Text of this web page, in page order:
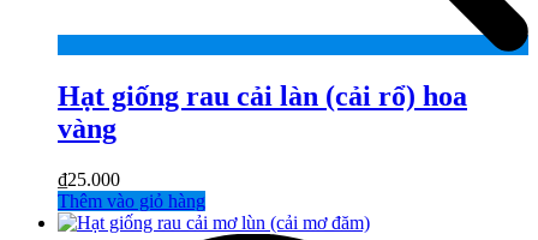
Hạt giống rau cải làn (cải rổ) hoa
vàng
₫25.000
Thêm vào giỏ hàng